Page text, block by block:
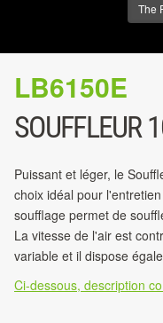
The
LB6150E
SOUFFLEUR
Puissant et léger, le
choix idéal pour
soufflage permet de
La vitesse de l'air est
variable et il dispose
Ci-dessous, description